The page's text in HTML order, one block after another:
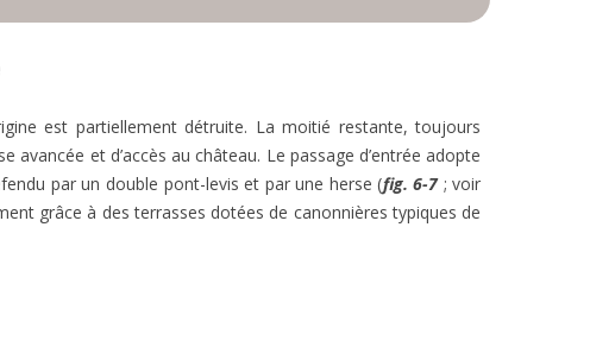
est partiellement détruite. La moitié restante, toujours
et d’accès au château. Le passage d’entrée adopte
par un double pont-levis et par une herse (fig. 6-7; voir
grâce à des terrasses dotées de canonnières typiques de